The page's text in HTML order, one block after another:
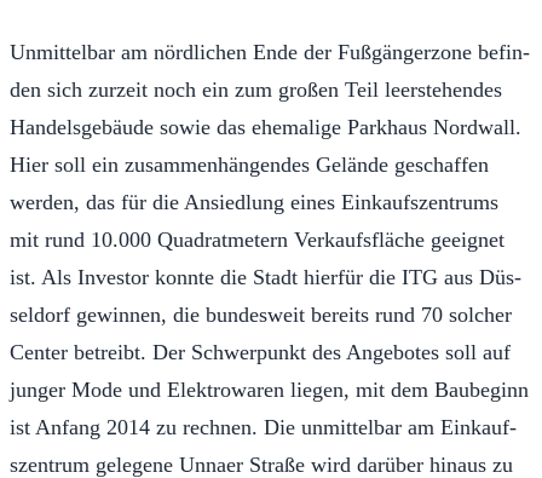
Un­mit­tel­bar am nördlichen Ende der Fußgänger­zone befin­
d­en sich zurzeit noch ein zum großen Teil leer­ste­hen­des
Han­dels­ge­bäude sowie das ehe­ma­lige Parkhaus Nord­wall.
Hi­er soll ein zusam­men­hän­gen­des Gelände geschaf­fen
wer­den, das für die An­sied­lung eines Einkauf­szen­trums
mit rund 10.000 Qua­drat­me­tern Verkaufs­fläche geeignet
ist. Als In­ves­tor kon­nte die Stadt hi­er­für die ITG aus Düs­
sel­dorf gewin­nen, die bun­desweit bere­its rund 70 solch­er
Cen­ter be­treibt. Der Sch­w­er­punkt des Ange­botes soll auf
junger Mode und Elek­trowaren lie­gen, mit dem Baube­ginn
ist An­fang 2014 zu rech­nen. Die un­mit­tel­bar am Einkauf­
szen­trum gele­gene Un­naer Straße wird darüber hi­naus zu